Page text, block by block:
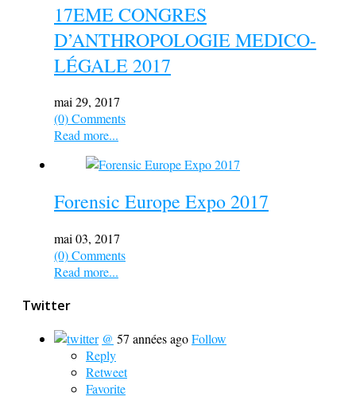
17EME CONGRES
D’ANTHROPOLOGIE MEDICO-
LÉGALE 2017
mai 29, 2017
(0) Comments
Read more...
Forensic Europe Expo 2017
mai 03, 2017
(0) Comments
Read more...
Twitter
@ 57 années agoFollow
Reply
Retweet
Favorite